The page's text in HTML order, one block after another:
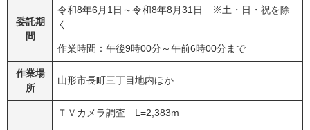
委託期
間
令和8年6月1日～令和8年8月31日 ※土・日・祝を除
く
作業時間：午後9時00分～午前6時00分まで
作業場
所
山形市長町三丁目地内ほか
ＴＶカメラ調査 L=2,383m